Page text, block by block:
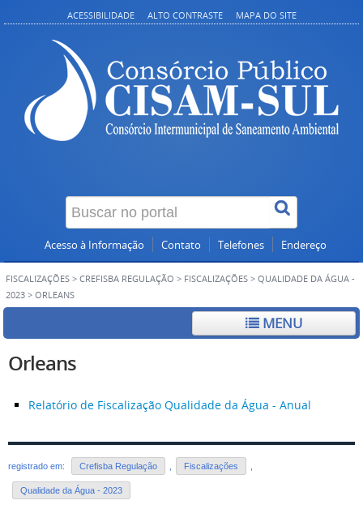
ACESSIBILIDADE ALTO CONTRASTE MAPA DO SITE
Acesso à Informação Contato Telefones Endereço
FISCALIZAÇÕES > CREFISBA REGULAÇÃO > FISCALIZAÇÕES > QUALIDADE DA ÁGUA -
2023 > ORLEANS
MENU
Orleans
Relatório de Fiscalização Qualidade da Água - Anual
registrado em: Crefisba Regulação Fiscalizações
Qualidade da Água - 2023